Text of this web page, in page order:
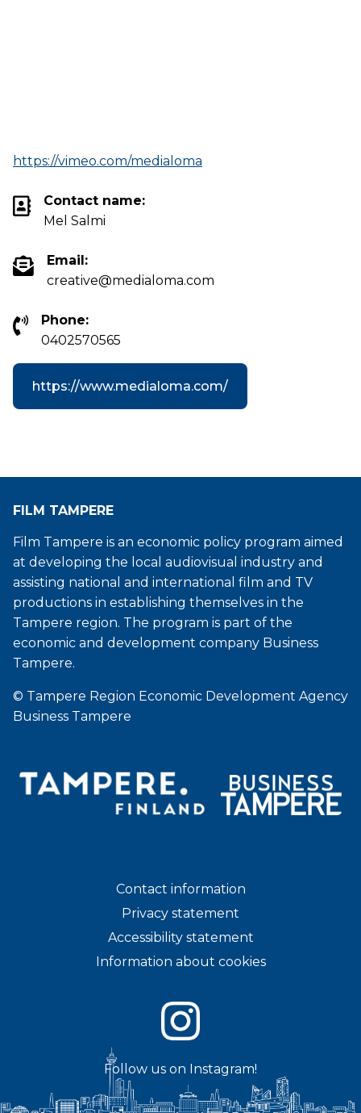
https://vimeo.com/medialoma
Contact name:
Mel Salmi
Email:
creative@medialoma.com
Phone:
0402570565
https://www.medialoma.com/
FILM TAMPERE
Film Tampere is an economic policy program aimed
at developing the local audiovisual industry and
assisting national and international film and TV
productions in establishing themselves in the
Tampere region. The program is part of the
economic and development company Business
Tampere.
© Tampere Region Economic Development Agency
Business Tampere
Contact information
Privacy statement
Accessibility statement
Information about cookies
Follow us on Instagram!